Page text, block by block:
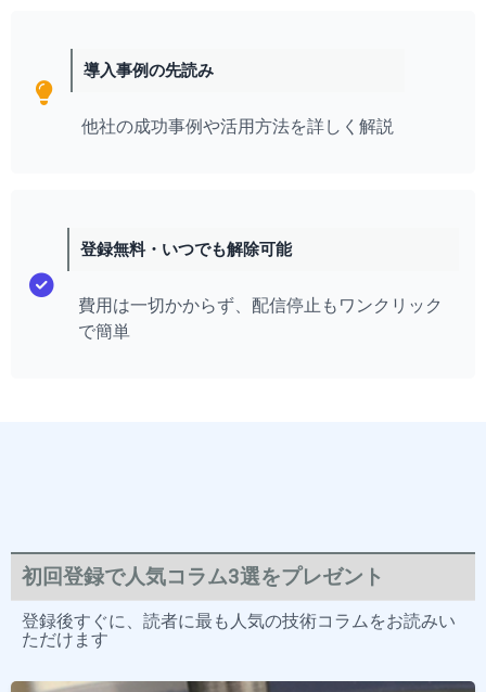
導入事例の先読み
他社の成功事例や活用方法を詳しく解説
登録無料・いつでも解除可能
費用は一切かからず、配信停止もワンクリック
で簡単
初回登録で人気コラム3選をプレゼント
登録後すぐに、読者に最も人気の技術コラムをお読みい
ただけます